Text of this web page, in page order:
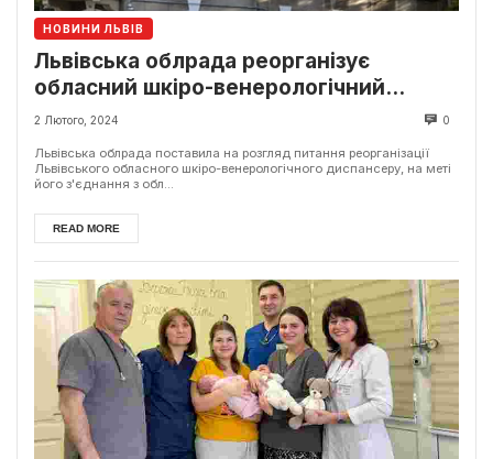
НОВИНИ ЛЬВІВ
Львівська облрада реорганізує
обласний шкіро-венерологічний
диспансер
2 Лютого, 2024 0
Львівська облрада поставила на розгляд питання реорганізації
Львівського обласного шкіро-венерологічного диспансеру, на меті
його з'єднання з обл...
READ MORE